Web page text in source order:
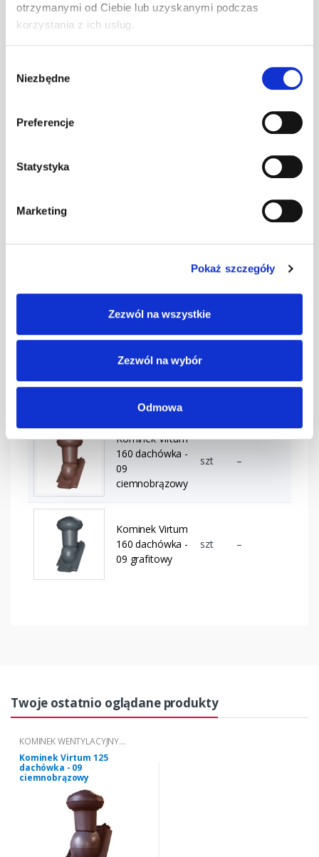
otrzymanymi od Ciebie lub uzyskanymi podczas
korzystania z ich usług.
zgody
Niezbędne
Preferencje
Statystyka
Marketing
Pokaż szczegóły
Zezwól na wszystkie
Zezwól na wybór
Odmowa
Kominek Virtum
160 dachówka -
09 ceglasty
szt –
Kominek Virtum
09 czarny
Kominek Virtum
160 dachówka -
09
ciemnobrązowy
szt –
Kominek Virtum
160 dachówka -
09 grafitowy
szt –
Twoje ostatnio oglądane produkty
KOMINEK WENTYLACYJNY
VIRTUM® TYP 09
Kominek Virtum 125
dachówka - 09
ciemnobrązowy